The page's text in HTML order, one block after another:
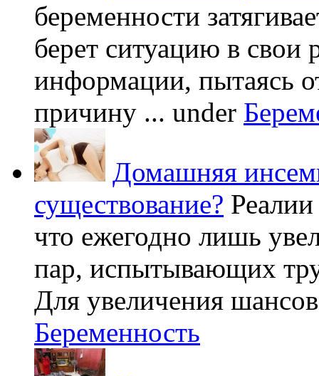
беременности
берет ситуацию в свои
информации, пытаясь
причину ... under
Домашняя
существование?
что ежегодно лишь
пар, испытывающих
Для увеличения
Беременность